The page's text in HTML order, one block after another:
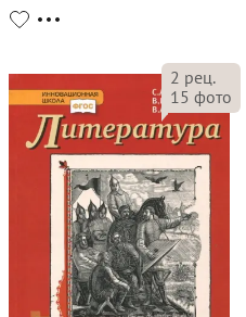
2 рец.
15 фото